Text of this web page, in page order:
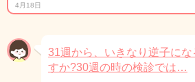
4月18日
31週から、いきなり逆子に
すか?30週の時の検診では…